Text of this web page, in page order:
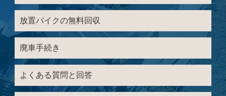
放置バイクの無料回収
廃車手続き
よくある質問と回答